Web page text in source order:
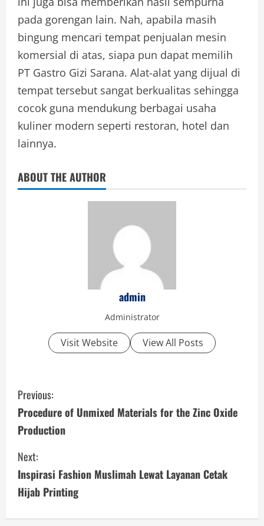
pada gorengan lain. Nah, apabila masih
bingung mencari tempat penjualan mesin
komersial di atas, siapa pun dapat memilih
PT Gastro Gizi Sarana. Alat-alat yang dijual di
tempat tersebut sangat berkualitas sehingga
cocok guna mendukung berbagai usaha
kuliner modern seperti restoran, hotel dan
lainnya.
ABOUT THE AUTHOR
admin
Administrator
Visit Website View All Posts
C
o
n
t
i
n
Previous:
Procedure of Unmixed Materials for the Zinc Oxide
Production
Next:
Inspirasi Fashion Muslimah Lewat Layanan Cetak
Hijab Printing